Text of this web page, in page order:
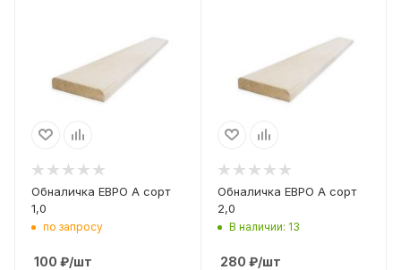
Еврообналичка
Сорт Дерева
Фактическая ширина
70
Обналичка ЕВРО А сорт
1,0
по запросу
100 ₽/шт
Еврообналичка
Сорт Дерева
Фактическая ширина
70
Обналичка ЕВРО А сорт
2,0
В наличии: 13
280 ₽/шт